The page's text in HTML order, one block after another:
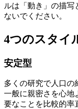
ルは「動き」の描写
ないでください。
4つのスタイ
安定型
多くの研究で人口の
一般に親密さを心地
要なことを比較的率